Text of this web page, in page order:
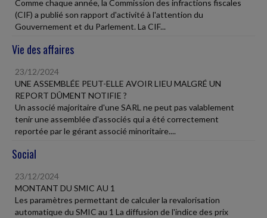
Comme chaque année, la Commission des infractions fiscales
(CIF) a publié son rapport d'activité à l'attention du
Gouvernement et du Parlement. La CIF...
Vie des affaires
23/12/2024
UNE ASSEMBLÉE PEUT-ELLE AVOIR LIEU MALGRÉ UN
REPORT DÛMENT NOTIFIE ?
Un associé majoritaire d'une SARL ne peut pas valablement
tenir une assemblée d'associés qui a été correctement
reportée par le gérant associé minoritaire....
Social
23/12/2024
MONTANT DU SMIC AU 1
Les paramètres permettant de calculer la revalorisation
automatique du SMIC au 1 La diffusion de l'indice des prix